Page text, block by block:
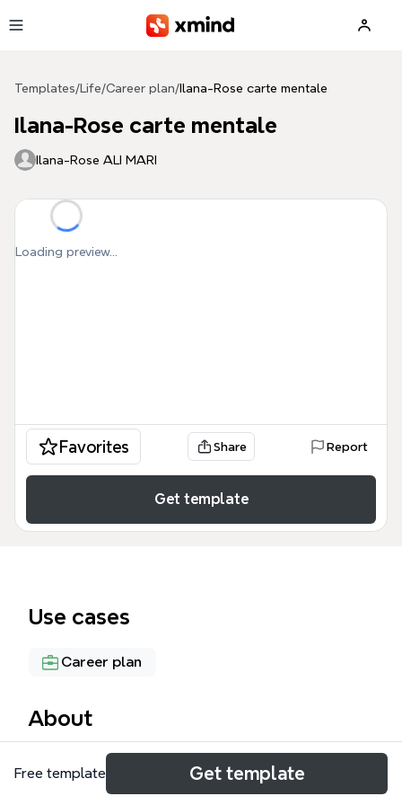
Templates/ Life/Career plan/ Ilana-Rose carte mentale
Ilana-Rose carte mentale
Ilana-Rose ALI MARI
Loading preview...
Favorites Share Report
Get template
Use cases
Career plan
About
Le Ilana-Rose carte mentale est un outil d'auto-
évaluation complet conçu pour les professionnels
Free template Get template